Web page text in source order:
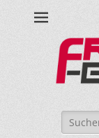
Suche
nach: